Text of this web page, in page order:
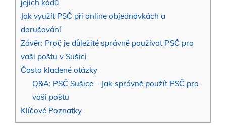
jejich kódů
Jak využít PSČ při online objednávkách a
doručování
Závěr: Proč je důležité správně používat PSČ pro
vaši poštu v Sušici
Často kladené otázky
Q&A: PSČ Sušice – Jak správně použít PSČ pro
vaši poštu
Klíčové Poznatky